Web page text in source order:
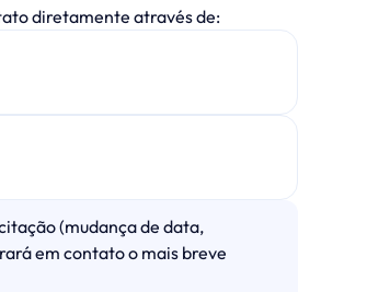
diretamente através de:
(mudança de data,
em contato o mais breve